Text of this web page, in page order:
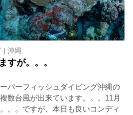
| 沖縄
すが。。。
パーフィッシュダイビング沖縄の
数台風が出来ています。。。11月
。。ですが、本日も良いコンディ